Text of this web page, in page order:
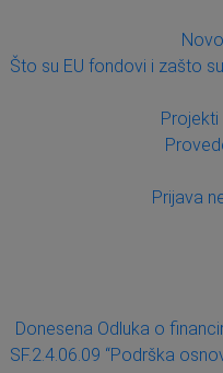
Što su EU fondovi i zašto
Prijava
Donesena Odluka o
SF.2.4.06.09 “Podrška